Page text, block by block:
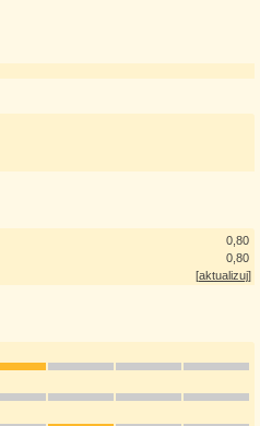
0,80
0,80
[aktualizuj]